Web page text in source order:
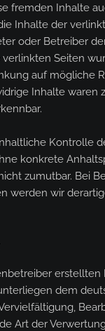
fremden Inhalte
Inhalte der
oder Betreiber
Seiten
auf mögliche
Inhalte waren
Kontrolle
konkrete
zumutbar. Bei
werden wir
erstellten
dem
Art der